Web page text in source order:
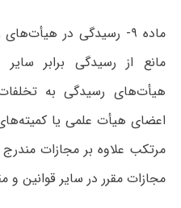
ماده ۹- رسیدگی در
مانع از رسیدگی برابر
هیأت‌های رسیدگی به
اعضای هیأت علمی یا
مجازات مقرر در سایر قوانین